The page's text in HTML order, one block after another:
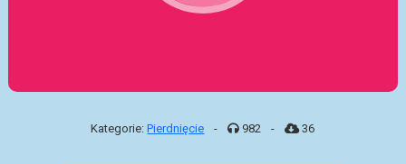
Kategorie:Pierdnięcie - 982 - 36